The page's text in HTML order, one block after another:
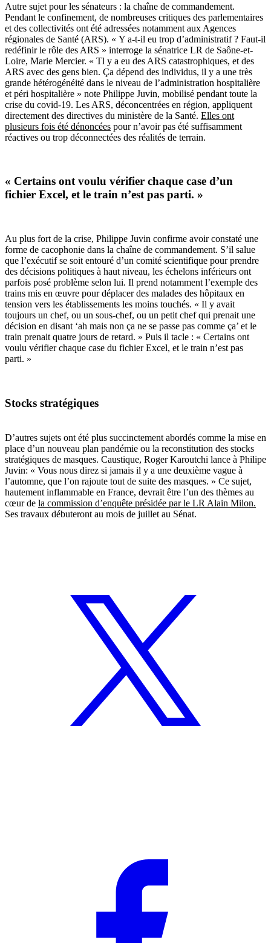
Autre sujet pour les sénateurs : la chaîne de commandement.
Pendant le confinement, de nombreuses critiques des parlementaires
et des collectivités ont été adressées notamment aux Agences
régionales de Santé (ARS). « Y a-t-il eu trop d’administratif ? Faut-il
redéfinir le rôle des ARS » interroge la sénatrice LR de Saône-et-
Loire, Marie Mercier. « Tl y a eu des ARS catastrophiques, et des
ARS avec des gens bien. Ça dépend des individus, il y a une très
grande hétérogénéité dans le niveau de l’administration hospitalière
et péri hospitalière » note Philippe Juvin, mobilisé pendant toute la
crise du covid-19. Les ARS, déconcentrées en région, appliquent
directement des directives du ministère de la Santé. Elles ont
plusieurs fois été dénoncées pour n’avoir pas été suffisamment
réactives ou trop déconnectées des réalités de terrain.
« Certains ont voulu vérifier chaque case d’un
fichier Excel, et le train n’est pas parti. »
Au plus fort de la crise, Philippe Juvin confirme avoir constaté une
forme de cacophonie dans la chaîne de commandement. S’il salue
que l’exécutif se soit entouré d’un comité scientifique pour prendre
des décisions politiques à haut niveau, les échelons inférieurs ont
parfois posé problème selon lui. Il prend notamment l’exemple des
trains mis en œuvre pour déplacer des malades des hôpitaux en
tension vers les établissements les moins touchés. « Il y avait
toujours un chef, ou un sous-chef, ou un petit chef qui prenait une
décision en disant ‘ah mais non ça ne se passe pas comme ça’ et le
train prenait quatre jours de retard. » Puis il tacle : « Certains ont
voulu vérifier chaque case du fichier Excel, et le train n’est pas
parti. »
Stocks stratégiques
D’autres sujets ont été plus succinctement abordés comme la mise en
place d’un nouveau plan pandémie ou la reconstitution des stocks
stratégiques de masques. Caustique, Roger Karoutchi lance à Philipe
Juvin: « Vous nous direz si jamais il y a une deuxième vague à
l’automne, que l’on rajoute tout de suite des masques. » Ce sujet,
hautement inflammable en France, devrait être l’un des thèmes au
cœur de la commission d’enquête présidée par le LR Alain Milon.
Ses travaux débuteront au mois de juillet au Sénat.